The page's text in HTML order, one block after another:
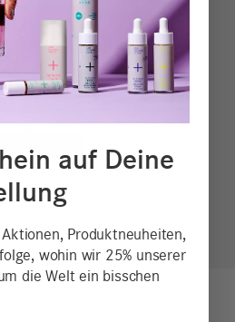
Refill
auf Deine
Produktneuheiten,
wohin wir 25% unserer
die Welt ein bisschen